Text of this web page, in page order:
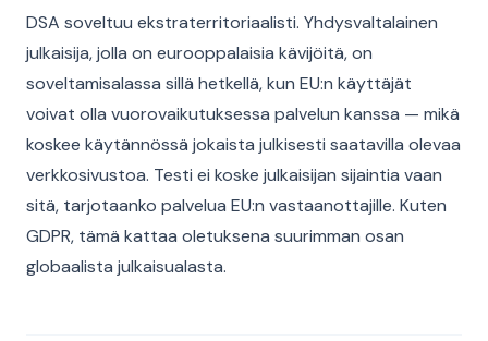
DSA soveltuu ekstraterritoriaalisti. Yhdysvaltalainen
julkaisija, jolla on eurooppalaisia kävijöitä, on
soveltamisalassa sillä hetkellä, kun EU:n käyttäjät
voivat olla vuorovaikutuksessa palvelun kanssa — mikä
koskee käytännössä jokaista julkisesti saatavilla olevaa
verkkosivustoa. Testi ei koske julkaisijan sijaintia vaan
sitä, tarjotaanko palvelua EU:n vastaanottajille. Kuten
GDPR, tämä kattaa oletuksena suurimman osan
globaalista julkaisualasta.